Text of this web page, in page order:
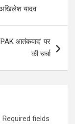
अखिलेश यादव
आतंकवाद’ पर
की चर्चा
Required fields